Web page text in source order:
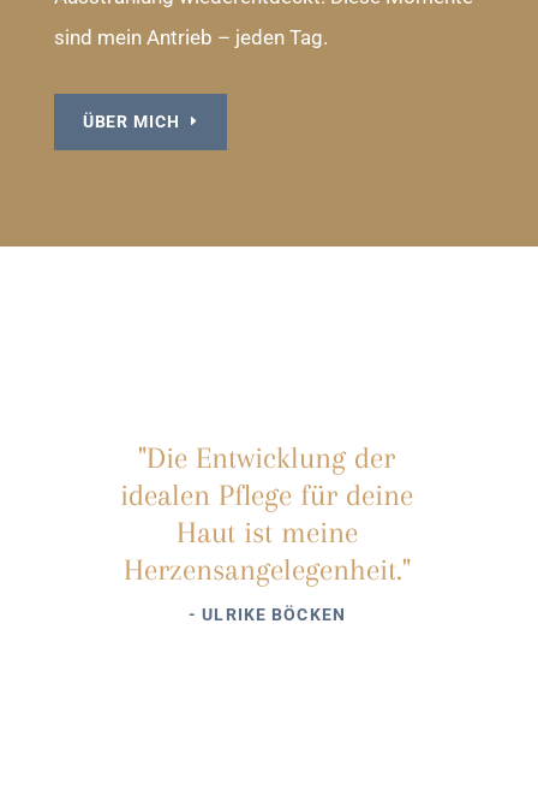
sind mein Antrieb – jeden Tag.
ÜBER MICH
"Die Entwicklung der
idealen Pflege für deine
Haut ist meine
Herzensangelegenheit."
- ULRIKE BÖCKEN